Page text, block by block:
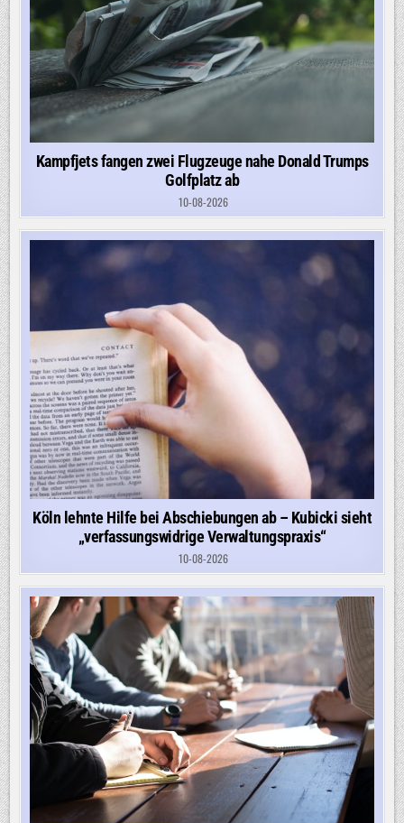
Kampfjets fangen zwei Flugzeuge nahe Donald Trumps
Golfplatz ab
10-08-2026
Köln lehnte Hilfe bei Abschiebungen ab – Kubicki sieht
„verfassungswidrige Verwaltungspraxis“
10-08-2026